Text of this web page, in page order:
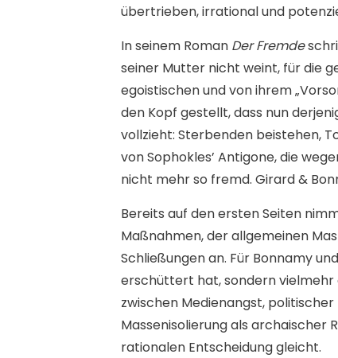
übertrieben, irrational und
In seinem Roman Der Fremde
seiner Mutter nicht weint, für die
egoistischen und von ihrem
den Kopf gestellt, dass nun
vollzieht: Sterbenden beistehen,
von Sophokles’ Antigone, die
nicht mehr so fremd. Girard &
Bereits auf den ersten Seiten
Maßnahmen, der allgemeinen
Schließungen an. Für Bonnamy
erschüttert hat, sondern vielmehr
zwischen Medienangst,
Massenisolierung als archaischer
rationalen Entscheidung gleicht.